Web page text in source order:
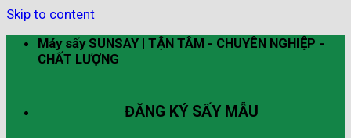
Skip to content
Máy sấy SUNSAY | TẬN TÂM - CHUYÊN NGHIỆP -
CHẤT LƯỢNG
ĐĂNG KÝ SẤY MẪU